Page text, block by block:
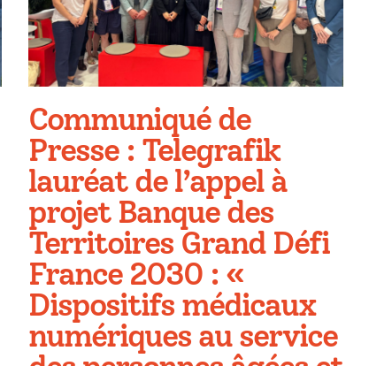
Communiqué de
Presse : Telegrafik
lauréat de l’appel à
projet Banque des
Territoires Grand Défi
France 2030 : «
Dispositifs médicaux
numériques au service